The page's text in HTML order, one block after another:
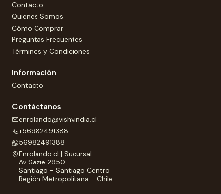
Contacto
Quienes Somos
Cómo Comprar
Preguntas Frecuentes
Términos y Condiciones
Información
Contacto
Contáctanos
enrolando@vishvindia.cl
+56982491388
56982491388
Enrolando.cl | Sucursal
Av Sazie 2850
Santiago - Santiago Centro
Región Metropolitana - Chile